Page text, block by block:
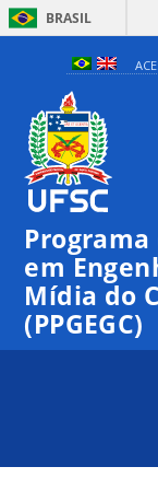
BRASIL
Programa
em
Mídia do
(PPGEGC)